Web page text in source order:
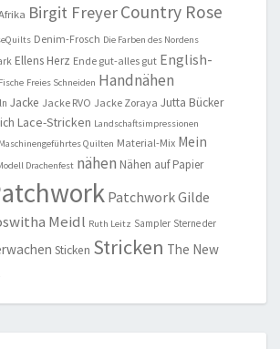
Birgit FreyerCountry Rose
Denim-Frosch Die Farben des Nordens
Ellens Herz Ende gut-alles gut English-
Fische Freies Schneiden Handnähen
Jacke Jacke RVO Jacke Zoraya Jutta Bücker
Lace-Stricken Landschaftsimpressionen
Maschinengeführtes Quilten Material-Mix Mein
Drachenfest nähen Nähen auf Papier
Patchwork Gilde
Meidl Ruth Leitz Sampler Sterne der
Sticken Stricken The New